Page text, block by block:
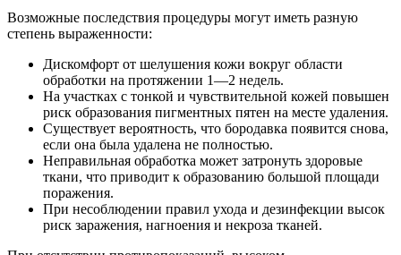
Возможные последствия процедуры могут иметь разную
степень выраженности:
Дискомфорт от шелушения кожи вокруг области
обработки на протяжении 1—2 недель.
На участках с тонкой и чувствительной кожей повышен
риск образования пигментных пятен на месте удаления.
Существует вероятность, что бородавка появится снова,
если она была удалена не полностью.
Неправильная обработка может затронуть здоровые
ткани, что приводит к образованию большой площади
поражения.
При несоблюдении правил ухода и дезинфекции высок
риск заражения, нагноения и некроза тканей.